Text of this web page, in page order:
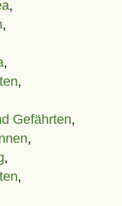
,
,
,
,
Gefährten,
,
,
,